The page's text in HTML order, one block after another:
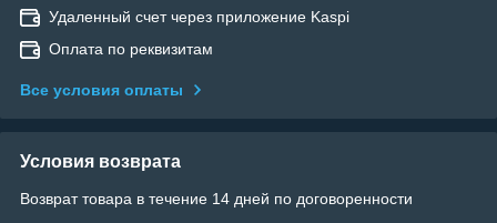
Удаленный счет через приложение Kaspi
Оплата по реквизитам
Все условия оплаты
Условия возврата
Возврат товара в течение 14 дней по договоренности